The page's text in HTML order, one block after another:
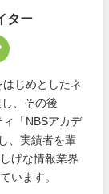
ター
じめとしたネ
、その後
「NBSアカデ
、実績者を輩
げな情報業界
います。